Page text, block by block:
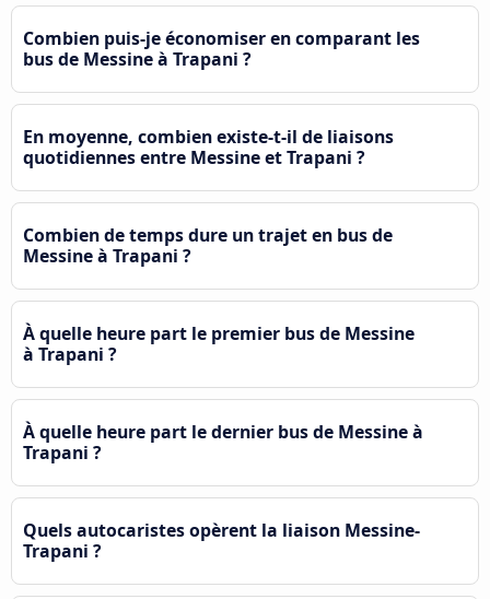
Combien puis-je économiser en comparant les
bus de Messine à Trapani ?
En moyenne, combien existe-t-il de liaisons
quotidiennes entre Messine et Trapani ?
Combien de temps dure un trajet en bus de
Messine à Trapani ?
À quelle heure part le premier bus de Messine
à Trapani ?
À quelle heure part le dernier bus de Messine à
Trapani ?
Quels autocaristes opèrent la liaison Messine-
Trapani ?